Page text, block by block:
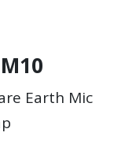
Earth Mic